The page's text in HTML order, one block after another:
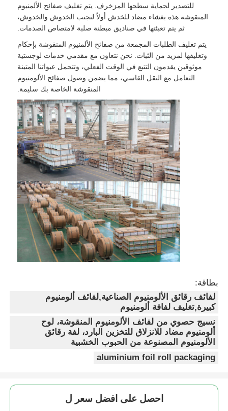
للتصدير لحماية سطحها المزخرف. يتم تغليف صفائح الألمنيوم
المنقوشة هذه بغشاء مضاد للخدش أولاً لتجنب الخدوش والخدوش،
ثم يتم تعبئتها في صناديق مبطنة صلبة لامتصاص الصدمات.
يتم تغليف الطلبات المجمعة من صفائح الألمنيوم المنقوشة بإحكام
وتغليفها لمزيد من الثبات. نحن نتعاون مع مقدمي خدمات لوجستية
موثوقين يقدمون التتبع في الوقت الفعلي، وتتحمل عبواتنا المتينة
التعامل مع النقل القاسي، مما يضمن وصول صفائح الألومنيوم
المنقوشة الخاصة بك سليمة.
بطاقة:
لفائف رقائق الألومنيوم الصناعية,لفائف ألومنيوم
كبيرة,تغليف لفافة ألومنيوم
نسيج حصوي من لفائف الألومنيوم المنقوشة، لوح
ألومنيوم مضاد للانزلاق للتخزين البارد، لفة رقائق
الألومنيوم المصنوعة من الحبوب الخشبية
aluminium foil roll packaging
احصل على افضل سعر ل